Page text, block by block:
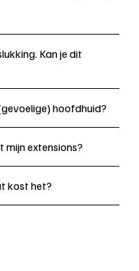
Kan je dit
hoofdhuid?
mijn extensions?
kost het?